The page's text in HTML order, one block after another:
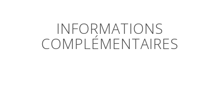
INFORMATIONS
COMPLÉMENTAIRES